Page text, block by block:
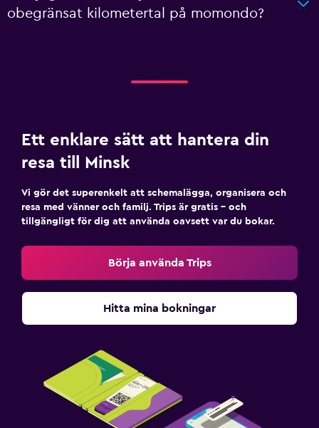
obegränsat kilometertal på momondo?
Ett enklare sätt att hantera din
resa till Minsk
Vi gör det superenkelt att schemalägga, organisera och
resa med vänner och familj. Trips är gratis – och
tillgängligt för dig att använda oavsett var du bokar.
Börja använda Trips
Hitta mina bokningar